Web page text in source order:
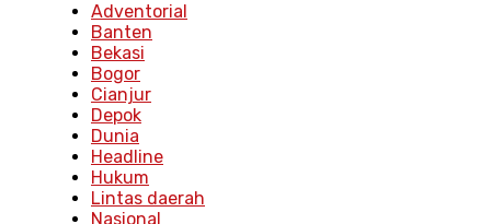
Adventorial
Banten
Bekasi
Bogor
Cianjur
Depok
Dunia
Headline
Hukum
Lintas daerah
Nasional